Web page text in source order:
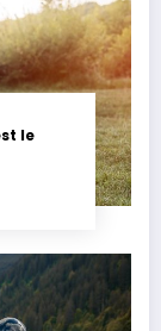
le